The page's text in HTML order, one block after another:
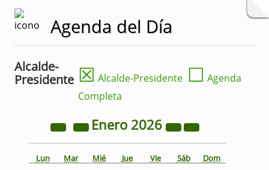
Agenda del Día
Alcalde-
Presidente ☒ Alcalde-Presidente ☐ Agenda
Completa
Enero 2026
Lun Mar Mié Jue Vie Sáb Dom